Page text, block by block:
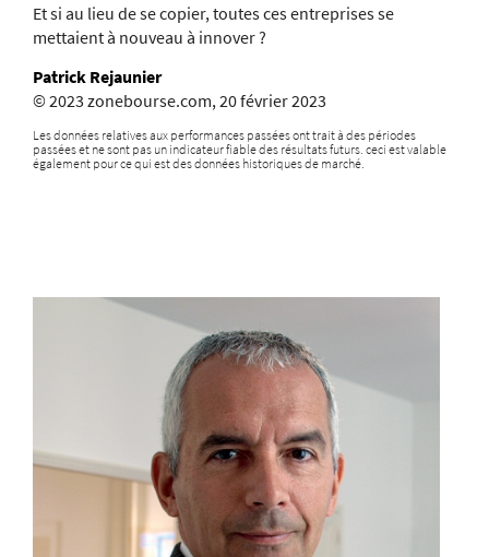
Et si au lieu de se copier, toutes ces entreprises se
mettaient à nouveau à innover ?
Patrick Rejaunier
© 2023 zonebourse.com, 20 février 2023
Les données relatives aux performances passées ont trait à des périodes
passées et ne sont pas un indicateur fiable des résultats futurs. ceci est valable
également pour ce qui est des données historiques de marché.